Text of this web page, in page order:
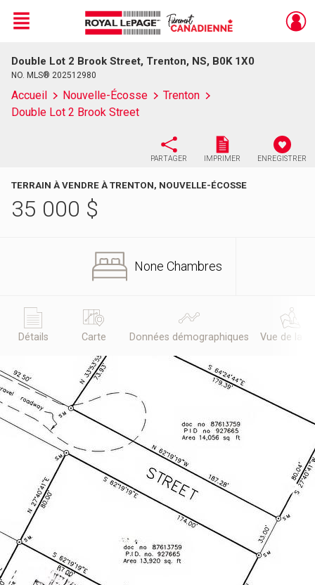
Live
En Direct
Menu
Double Lot 2 Brook Street, Trenton, NS, B0K 1X0
NO. MLS® 202512980
Accueil Nouvelle-Écosse
Trenton
Double Lot 2 Brook Street
PARTAGER IMPRIMER ENREGISTRER
TERRAIN À VENDRE À TRENTON, NOUVELLE-ÉCOSSE
35 000 $
None Chambres
Détails Carte Données démographiques Vue de la
Previous Next